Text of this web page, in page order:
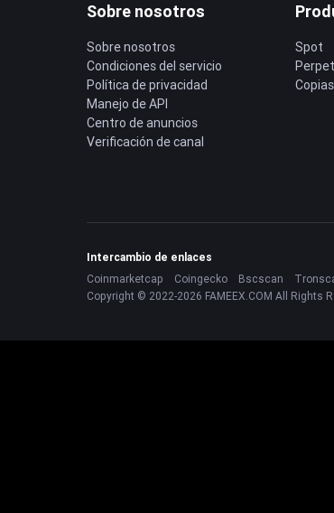
Sobre nosotros
Sobre nosotros
Condiciones del servicio
Política de privacidad
Manejo de API
Centro de anuncios
Verificación de canal
Spot
Intercambio de enlaces
Coinmarketcap
Coingecko Bscscan
Copyright © 2022-2026 FAMEEX.COM All Rights